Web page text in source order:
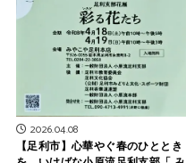
2026.04.08
【足利市】心華やぐ春のひととき